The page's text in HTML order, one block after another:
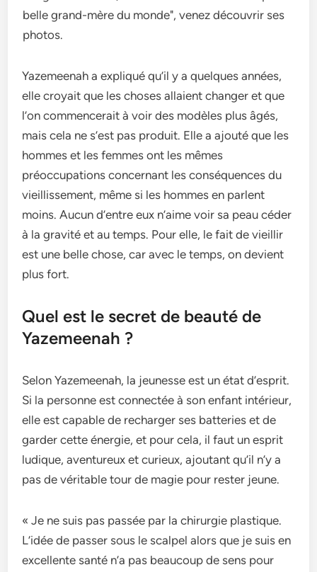
Yazemeenah a expliqué qu’il y a quelques années,
elle croyait que les choses allaient changer et que
l’on commencerait à voir des modèles plus âgés,
mais cela ne s’est pas produit. Elle a ajouté que les
hommes et les femmes ont les mêmes
préoccupations concernant les conséquences du
vieillissement, même si les hommes en parlent
moins. Aucun d’entre eux n’aime voir sa peau céder
à la gravité et au temps. Pour elle, le fait de vieillir
est une belle chose, car avec le temps, on devient
plus fort.
Quel est le secret de beauté de
Yazemeenah ?
Selon Yazemeenah, la jeunesse est un état d’esprit.
Si la personne est connectée à son enfant intérieur,
elle est capable de recharger ses batteries et de
garder cette énergie, et pour cela, il faut un esprit
ludique, aventureux et curieux, ajoutant qu’il n’y a
pas de véritable tour de magie pour rester jeune.
« Je ne suis pas passée par la chirurgie plastique.
L’idée de passer sous le scalpel alors que je suis en
excellente santé n’a pas beaucoup de sens pour